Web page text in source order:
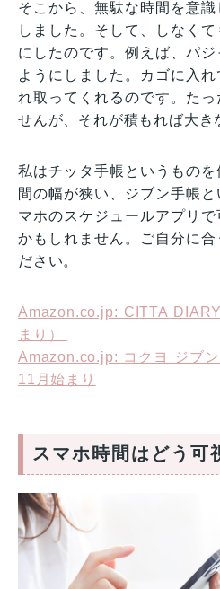
そこから、無駄な時間を意
しました。そして、しなく
にしたのです。例えば、パ
ようにしました。カゴに入
れ取ってくれるのです。た
せんが、それが積もれば大き
私はチッタ手帳というもの
間の幅が狭い、ジブン手帳
マホのスケジュールアプリ
かもしれません。ご自分に合
ださい。
Amazon.co.jp: CITTA
まり）
Amazon.co.jp: コクヨ ジブ
11月始まり
スマホ時間はどう可